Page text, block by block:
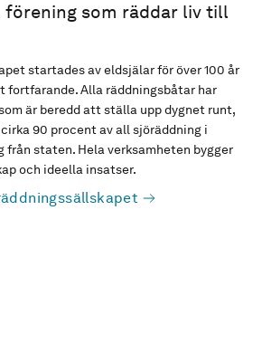
förening som räddar liv till
startades av eldsjälar för över 100 år
fortfarande. Alla räddningsbåtar har
är beredd att ställa upp dygnet runt,
90 procent av all sjöräddning i
från staten. Hela verksamheten bygger
och ideella insatser.